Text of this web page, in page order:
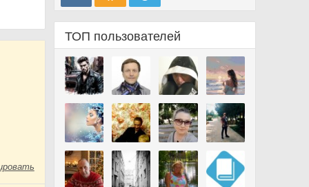
ТОП пользователей